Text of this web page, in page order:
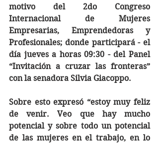
motivo del 2do Congreso
Internacional de Mujeres
Empresarias, Emprendedoras y
Profesionales; donde participará - el
día jueves a horas 09:30 - del Panel
“Invitación a cruzar las fronteras”
con la senadora Silvia Giacoppo.
Sobre esto expresó “estoy muy feliz
de venir. Veo que hay mucho
potencial y sobre todo un potencial
de las mujeres en el trabajo, en lo